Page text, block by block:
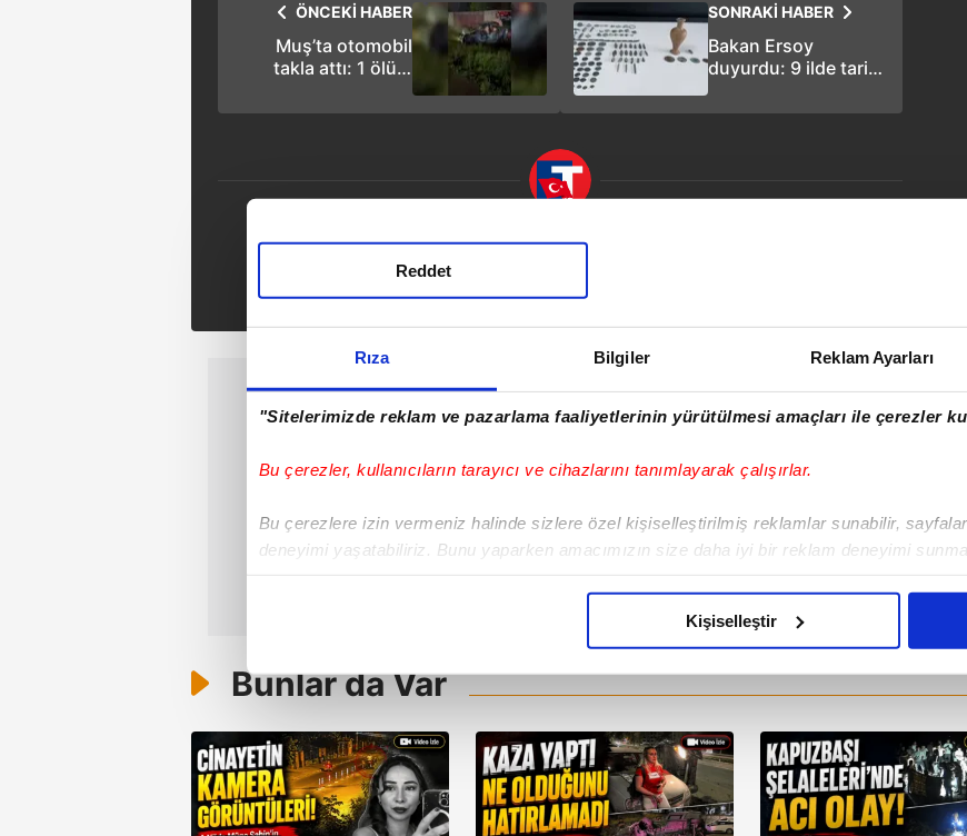
Rıza Bilgiler Reklam Ayarları
"Sitelerimizde reklam ve pazarlama faaliyetlerinin yürütülmesi amaçları ile çerezler
Bu çerezler, kullanıcıların tarayıcı ve cihazlarını tanımlayarak çalışırlar.
Bu çerezlere izin vermeniz halinde sizlere özel kişiselleştirilmiş reklamlar sunabilir,
deneyimi yaşatabiliriz. Bunu yaparken amacımızın size daha iyi bir reklam deneyimi
çerezler vasıtasıyla çeşitli kişisel verileriniz işlenmekte olup gerekli olan çerezler bilgi
amacıyla kullanılmaktadır. Diğer çerezler, sitemizin daha işlevsel kılınması ve
reklam/pazarlama faaliyetlerinin yapılması, amaçlarıyla sınırlı olarak açık rızanız dahilinde
Reddet
Kişiselleştir
SONRAKİ HABER
Bakan Ersoy
duyurdu: 9 ilde tarihi
darbe! Suç ağı
ÖNCEKİ HABER
Muş’ta otomobil
takla attı: 1 ölü 3
Emirhan Ceylan
Bunlar da Var